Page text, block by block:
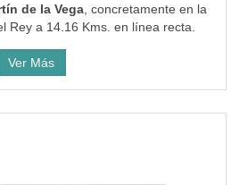
de la Vega , concretamente en la
Rey a 14.16 Kms. en línea recta.
Ver Más